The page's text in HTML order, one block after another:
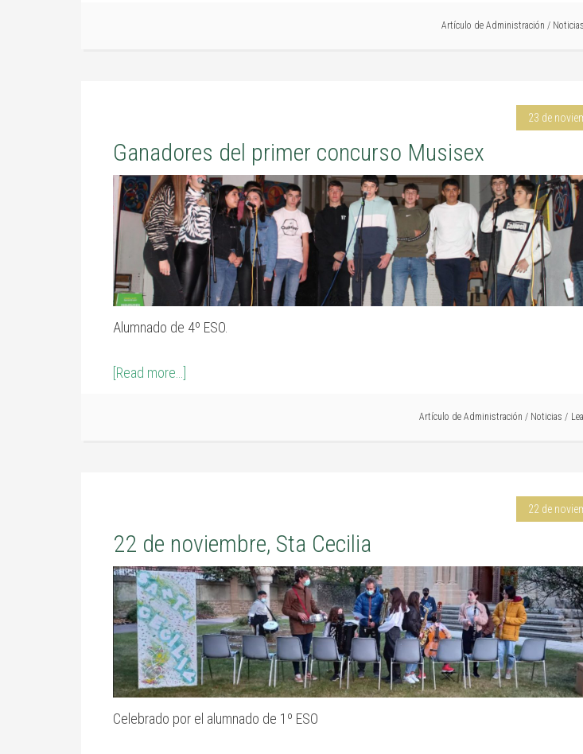
Artículo de Administración / Noticias
23 de
Ganadores del primer concurso Musisex
Alumnado de 4º ESO.
[Read more…]
Artículo de Administración / Noticias
22 de
22 de noviembre, Sta Cecilia
Celebrado por el alumnado de 1º ESO